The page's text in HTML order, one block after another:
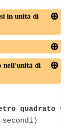
in unità di
nell'unità di
quadrato